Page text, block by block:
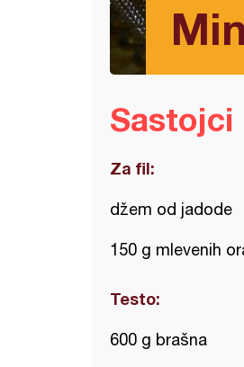
Sastojci
Za fil:
džem od jadode
150 g mlevenih
Testo:
600 g brašna